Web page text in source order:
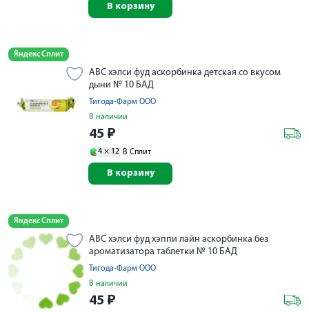
В корзину
Яндекс Сплит
АВС хэлси фуд аскорбинка детская со вкусом
дыни № 10 БАД
Тигода-Фарм ООО
В наличии
45 ₽
4 × 12 В Сплит
В корзину
Яндекс Сплит
АВС хэлси фуд хэппи лайн аскорбинка без
ароматизатора таблетки № 10 БАД
Тигода-Фарм ООО
В наличии
45 ₽